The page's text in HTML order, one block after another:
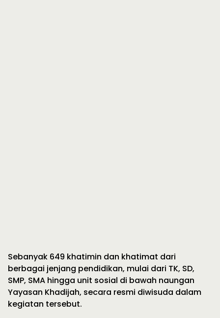
Sebanyak 649 khatimin dan khatimat dari
berbagai jenjang pendidikan, mulai dari TK, SD,
SMP, SMA hingga unit sosial di bawah naungan
Yayasan Khadijah, secara resmi diwisuda dalam
kegiatan tersebut.